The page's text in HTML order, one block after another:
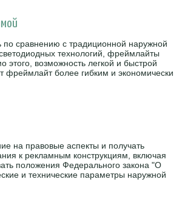
сравнению с традиционной наружной
технологий, фреймлайты
возможность легкой и быстрой
фреймлайт более гибким и экономически
на правовые аспекты и получать
к рекламным конструкциям, включая
положения Федерального закона "О
и технические параметры наружной